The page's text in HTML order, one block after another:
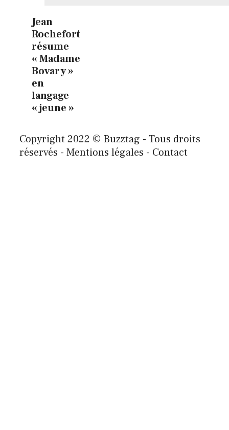
Jean
Rochefort
résume
« Madame
Bovary »
en
langage
« jeune »
Copyright 2022 © Buzztag - Tous droits
réservés - Mentions légales - Contact